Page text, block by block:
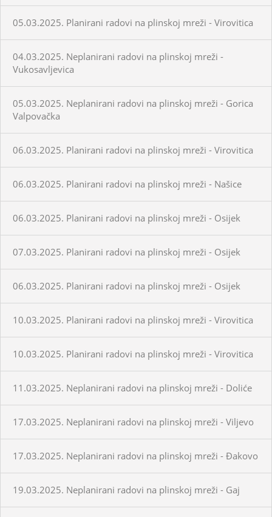
05.03.2025. Planirani radovi na plinskoj mreži - Virovitica
04.03.2025. Neplanirani radovi na plinskoj mreži -
Vukosavljevica
05.03.2025. Neplanirani radovi na plinskoj mreži - Gorica
Valpovačka
06.03.2025. Planirani radovi na plinskoj mreži - Virovitica
06.03.2025. Planirani radovi na plinskoj mreži - Našice
06.03.2025. Planirani radovi na plinskoj mreži - Osijek
07.03.2025. Planirani radovi na plinskoj mreži - Osijek
06.03.2025. Planirani radovi na plinskoj mreži - Osijek
10.03.2025. Planirani radovi na plinskoj mreži - Virovitica
10.03.2025. Planirani radovi na plinskoj mreži - Virovitica
11.03.2025. Neplanirani radovi na plinskoj mreži - Doliće
17.03.2025. Neplanirani radovi na plinskoj mreži - Viljevo
17.03.2025. Neplanirani radovi na plinskoj mreži - Đakovo
19.03.2025. Neplanirani radovi na plinskoj mreži - Gaj